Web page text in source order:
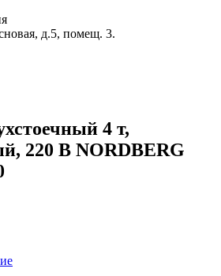
д.5, помещ. 3.
4 т,
220 В NORDBERG